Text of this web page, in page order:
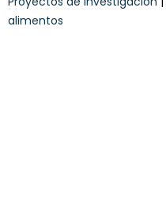
d
i
alimentos